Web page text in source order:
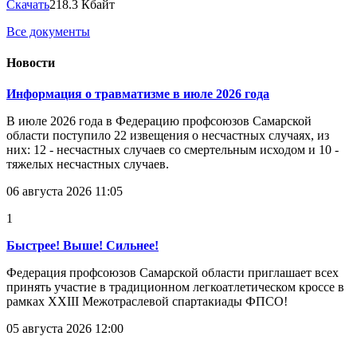
Скачать218.3 Кбайт
Все документы
Новости
Информация о травматизме в июле 2026 года
В июле 2026 года в Федерацию профсоюзов Самарской
области поступило 22 извещения о несчастных случаях, из
них: 12 - несчастных случаев со смертельным исходом и 10 -
тяжелых несчастных случаев.
06 августа 2026 11:05
1
Быстрее! Выше! Сильнее!
Федерация профсоюзов Самарской области приглашает всех
принять участие в традиционном легкоатлетическом кроссе в
рамках XXIII Межотраслевой спартакиады ФПСО!
05 августа 2026 12:00